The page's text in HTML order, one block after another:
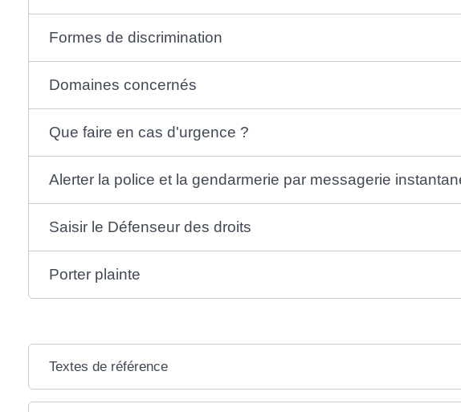
Formes de discrimination
Domaines concernés
Que faire en cas d'urgence ?
Alerter la police et la gendarmerie par messagerie
Saisir le Défenseur des droits
Porter plainte
Textes de référence